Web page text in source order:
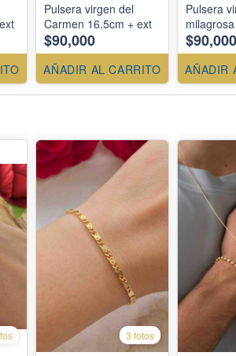
Pulsera virgen del
Carmen 16.5cm + ext
$90,000
AÑADIR AL CARRITO
Pulsera
$90,000
AÑADIR
3 fotos